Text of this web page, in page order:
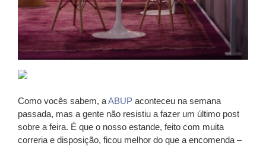
Como vocês sabem, aABUP aconteceu na semana
passada, mas a gente não resistiu a fazer um último post
sobre a feira. É que o nosso estande, feito com muita
correria e disposição, ficou melhor do que a encomenda –